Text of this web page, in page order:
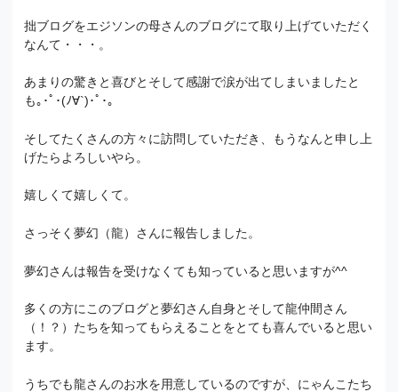
拙ブログをエジソンの母さんのブログにて取り上げていただく
なんて・・・。
あまりの驚きと喜びとそして感謝で涙が出てしまいましたと
も｡･ﾟ･(ﾉ∀`)･ﾟ･｡
そしてたくさんの方々に訪問していただき、もうなんと申し上
げたらよろしいやら。
嬉しくて嬉しくて。
さっそく夢幻（龍）さんに報告しました。
夢幻さんは報告を受けなくても知っていると思いますが^^
多くの方にこのブログと夢幻さん自身とそして龍仲間さん
（！？）たちを知ってもらえることをとても喜んでいると思い
ます。
うちでも龍さんのお水を用意しているのですが、にゃんこたち